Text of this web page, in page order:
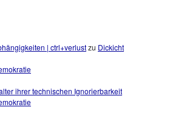
| ctrl+verlustzu Dickicht
ihrer technischen Ignorierbarkeit